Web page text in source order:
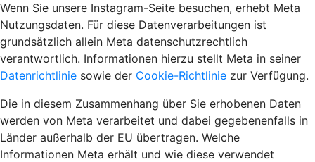
Wenn Sie unsere Instagram-Seite besuchen, erhebt Meta
Nutzungsdaten. Für diese Datenverarbeitungen ist
grundsätzlich allein Meta datenschutzrechtlich
verantwortlich. Informationen hierzu stellt Meta in seiner
Datenrichtlinie sowie der Cookie-Richtlinie zur Verfügung.
Die in diesem Zusammenhang über Sie erhobenen Daten
werden von Meta verarbeitet und dabei gegebenenfalls in
Länder außerhalb der EU übertragen. Welche
Informationen Meta erhält und wie diese verwendet